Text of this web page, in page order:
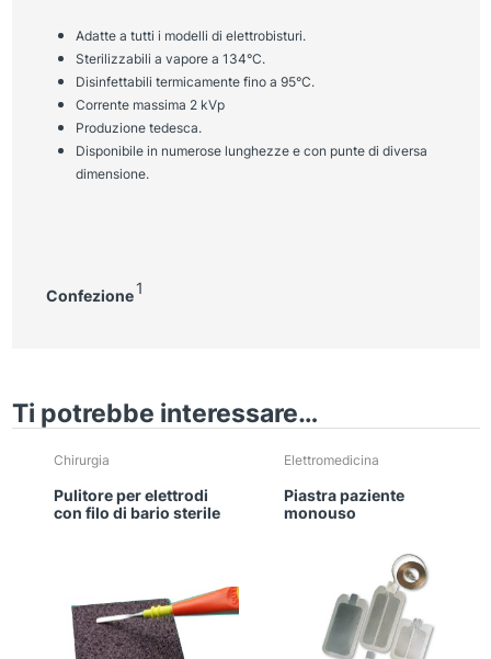
Adatte a tutti i modelli di elettrobisturi.
Sterilizzabili a vapore a 134°C.
Disinfettabili termicamente fino a 95°C.
Corrente massima 2 kVp
Produzione tedesca.
Disponibile in numerose lunghezze e con punte di diversa
dimensione.
Confezione 1
Ti potrebbe interessare…
Chirurgia
Pulitore per elettrodi
con filo di bario sterile
Elettromedicina
Piastra paziente
monouso